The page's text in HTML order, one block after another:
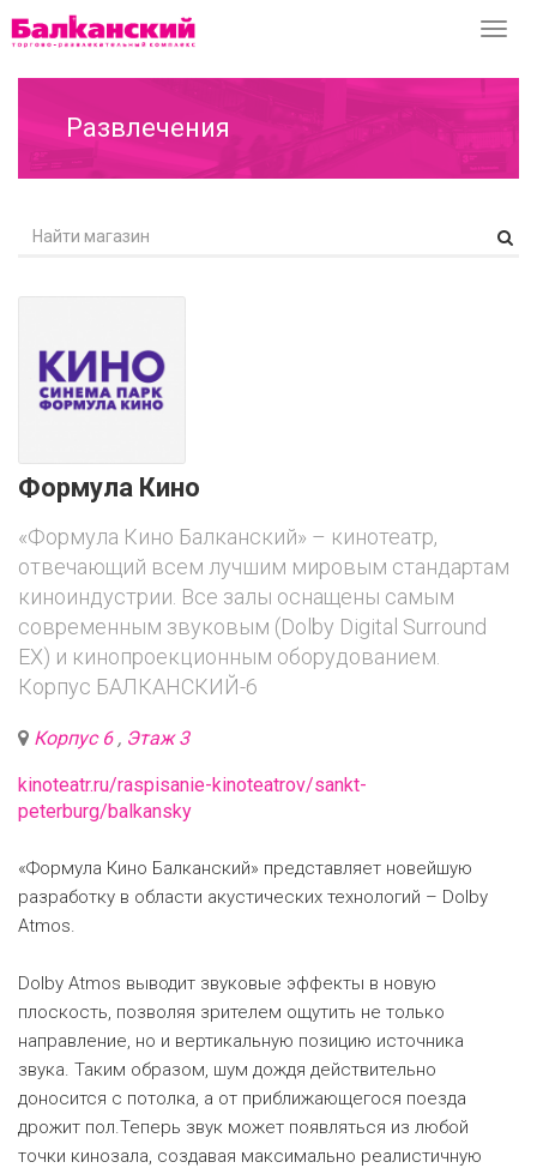
Развлечения
Формула Кино
«Формула Кино Балканский» – кинотеатр,
отвечающий всем лучшим мировым стандартам
киноиндустрии. Все залы оснащены самым
современным звуковым (Dolby Digital Surround
EX) и кинопроекционным оборудованием.
Корпус БАЛКАНСКИЙ-6
Корпус 6 , Этаж 3
kinoteatr.ru/raspisanie-kinoteatrov/sankt-
peterburg/balkansky
«Формула Кино Балканский» представляет новейшую
разработку в области акустических технологий – Dolby
Atmos.
Dolby Atmos выводит звуковые эффекты в новую
плоскость, позволяя зрителем ощутить не только
направление, но и вертикальную позицию источника
звука. Таким образом, шум дождя действительно
доносится с потолка, а от приближающегося поезда
дрожит пол.Теперь звук может появляться из любой
точки кинозала, создавая максимально реалистичную